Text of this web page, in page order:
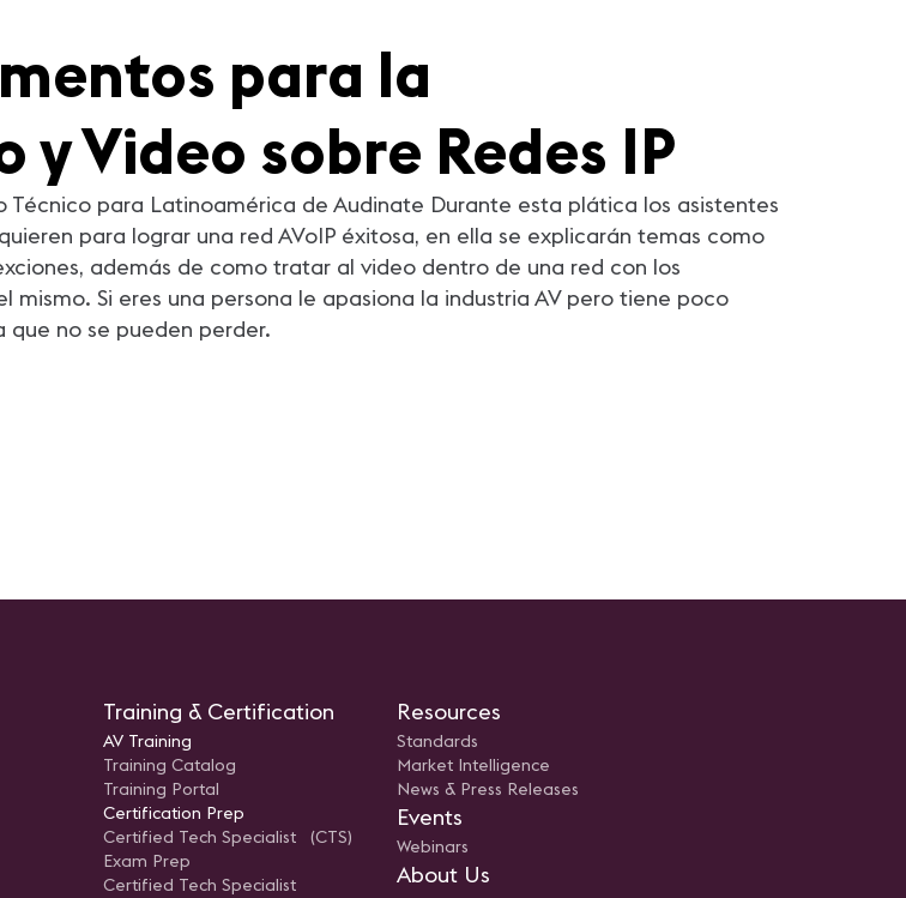
para la
Video sobre Redes IP
para Latinoamérica de Audinate Durante esta plática los asistentes
para lograr una red AVoIP éxitosa, en ella se explicarán temas como
además de como tratar al video dentro de una red con los
Si eres una persona le apasiona la industria AV pero tiene poco
no se pueden perder.
Training & Certification
AV Training
Training Catalog
Training Portal
Certification Prep
Certified Tech Specialist (CTS)
Exam Prep
Certified Tech Specialist
Resources
Standards
Market Intelligence
News & Press Releases
Events
Webinars
About Us